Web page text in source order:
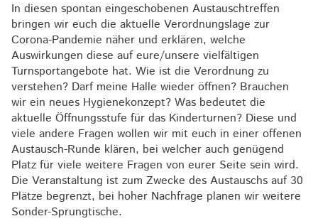
In diesen spontan eingeschobenen Austauschtreffen
bringen wir euch die aktuelle Verordnungslage zur
Corona-Pandemie näher und erklären, welche
Auswirkungen diese auf eure/unsere vielfältigen
Turnsportangebote hat. Wie ist die Verordnung zu
verstehen? Darf meine Halle wieder öffnen? Brauchen
wir ein neues Hygienekonzept? Was bedeutet die
aktuelle Öffnungsstufe für das Kinderturnen? Diese und
viele andere Fragen wollen wir mit euch in einer offenen
Austausch-Runde klären, bei welcher auch genügend
Platz für viele weitere Fragen von eurer Seite sein wird.
Die Veranstaltung ist zum Zwecke des Austauschs auf 30
Plätze begrenzt, bei hoher Nachfrage planen wir weitere
Sonder-Sprungtische.